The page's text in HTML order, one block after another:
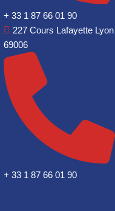
+ 33 1 87 66 01 90
227 Cours Lafayette Lyon
69006
+ 33 1 87 66 01 90